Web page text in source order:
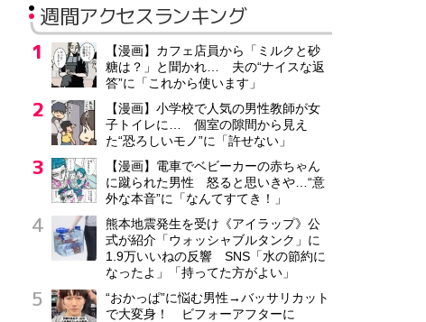
週間アクセスランキング
【漫画】カフェ店員から「ミルクと砂
糖は？」と聞かれ… 夫の“ナイスな返
答”に「これから使います」
【漫画】小学校で人気の男性教師が女
子トイレに… 個室の隙間から見え
た“恐ろしいモノ”に「許せない」
【漫画】電車でベビーカーの赤ちゃん
に蹴られた男性 怒ると思いきや…“意
外な本音”に「なんてすてき！」
熊本地震発生を受け《アイラップ》公
式が紹介「ウォッシャブルタンク」に
1.9万いいねの反響 SNS「水の節約に
なったよ」「持ってた方がよい」
“おかっぱ”に悩む男性→バッサリカット
で大変身！ ビフォーアフターに